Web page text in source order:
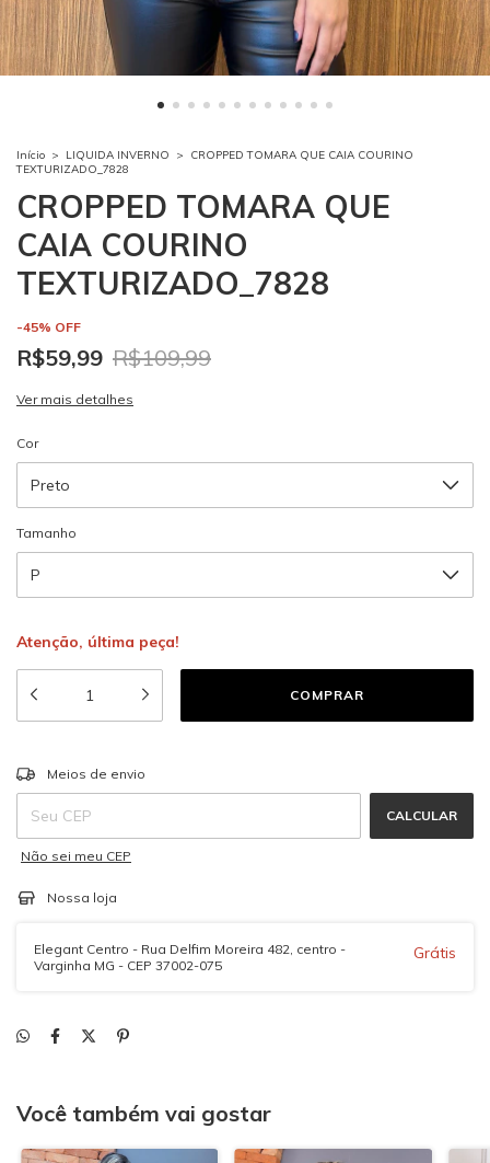
Início > LIQUIDA INVERNO >
CROPPED TOMARA QUE CAIA COURINO
TEXTURIZADO_7828
CROPPED TOMARA QUE
CAIA COURINO
TEXTURIZADO_7828
-45% OFF
R$59,99 R$109,99
Ver mais detalhes
Cor
Tamanho
Atenção, última peça!
Entregas para o CEP:
Meios de envio
CALCULAR
Não sei meu CEP
Nossa loja
Elegant Centro - Rua Delfim Moreira 482, centro -
Varginha MG - CEP 37002-075
Grátis
Você também vai gostar